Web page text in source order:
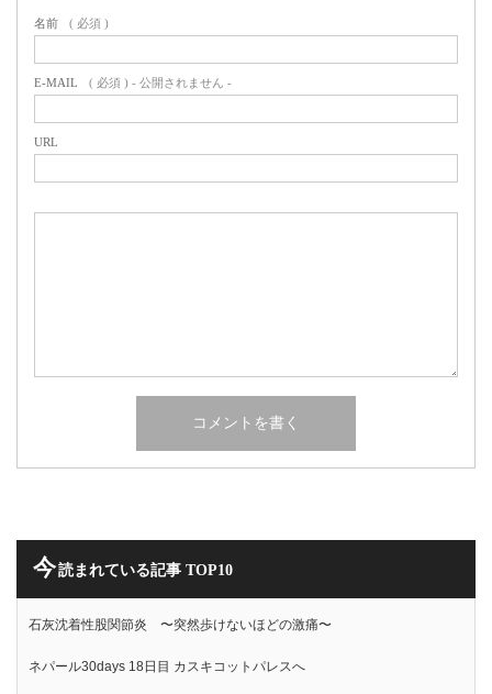
名前 ( 必須 )
E-MAIL ( 必須 ) - 公開されません -
URL
今読まれている記事 TOP10
石灰沈着性股関節炎 〜突然歩けないほどの激痛〜
ネパール30days 18日目 カスキコットパレスへ